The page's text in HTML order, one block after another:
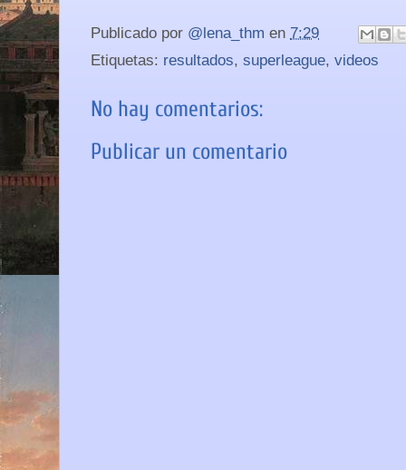
Publicado por @lena_thm en 7:29
Etiquetas: resultados, superleague, videos
No hay comentarios:
Publicar un comentario